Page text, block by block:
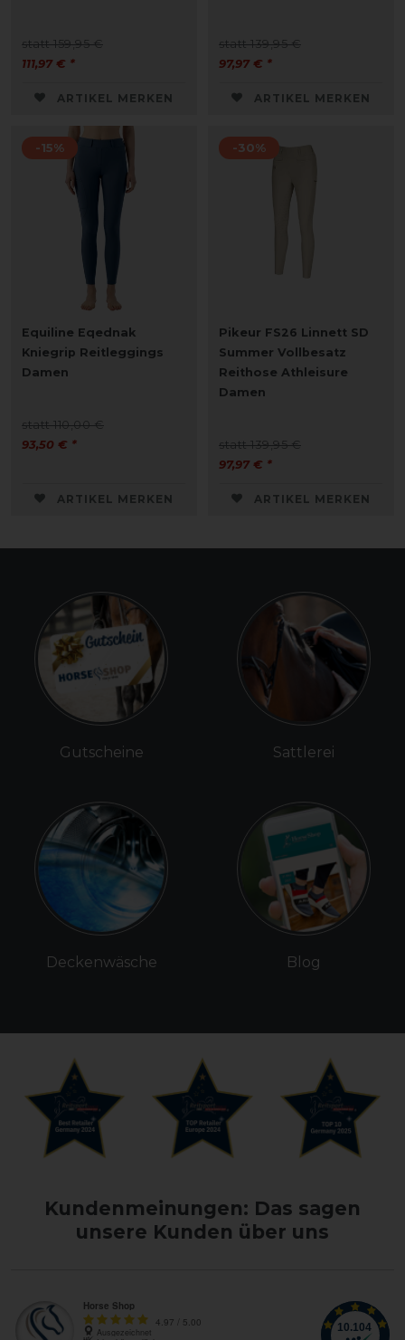
statt 159,95 €
111,97 € *
ARTIKEL MERKEN
statt 139,95 €
97,97 € *
ARTIKEL MERKEN
-15%
Equiline Eqednak
Kniegrip Reitleggings
Damen
statt 110,00 €
93,50 € *
ARTIKEL MERKEN
-30%
Pikeur FS26 Linnett SD
Summer Vollbesatz
Reithose Athleisure
Damen
statt 139,95 €
97,97 € *
ARTIKEL MERKEN
Gutscheine
Deckenwäsche
Sattlerei
Blog
Kundenmeinungen: Das sagen
unsere Kunden über uns